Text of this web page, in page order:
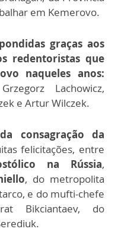
em Kemerovo.
graças aos
redentoristas que
naqueles anos:
Lachowicz,
e Artur Wilczek.
consagração da
felicitações, entre
na Rússia,
, do metropolita
e do mufti-chefe
Bikciantaev, do